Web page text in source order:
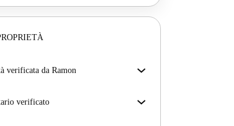
verificata da Ramon
ricevere esattamente quello che vedi
verificato